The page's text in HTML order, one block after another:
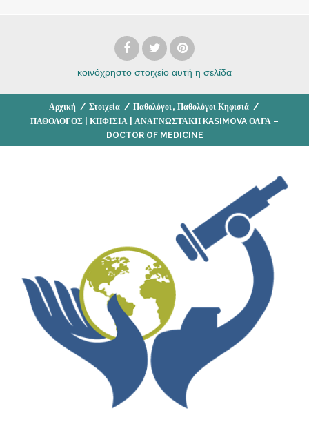
κοινόχρηστο στοιχείο αυτή η σελίδα
Αρχική / Στοιχεία / Παθολόγοι , Παθολόγοι Κηφισιά /
ΠΑΘΟΛΟΓΟΣ | ΚΗΦΙΣΙΑ | ΑΝΑΓΝΩΣΤΑΚΗ KASIMOVA ΟΛΓΑ –
DOCTOR OF MEDICINE